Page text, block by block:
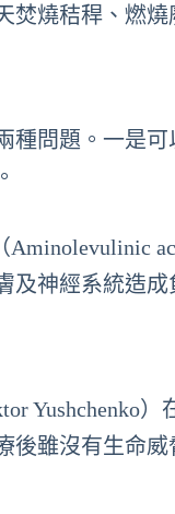
焚燒秸稈、燃
種問題。一是
及神經系統造成
Yushchenko
後雖沒有生命